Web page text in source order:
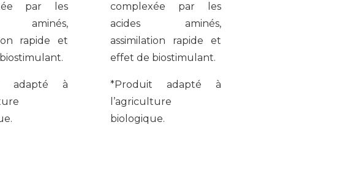
par les
aminés,
rapide et
adapté à
complexée par les
acides aminés,
assimilation rapide et
effet de biostimulant.
*Produit adapté à
l’agriculture
biologique.